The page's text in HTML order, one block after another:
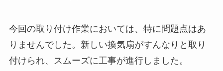
今回の取り付け作業においては、特に問題点はあ
りませんでした。新しい換気扇がすんなりと取り
付けられ、スムーズに工事が進行しました。